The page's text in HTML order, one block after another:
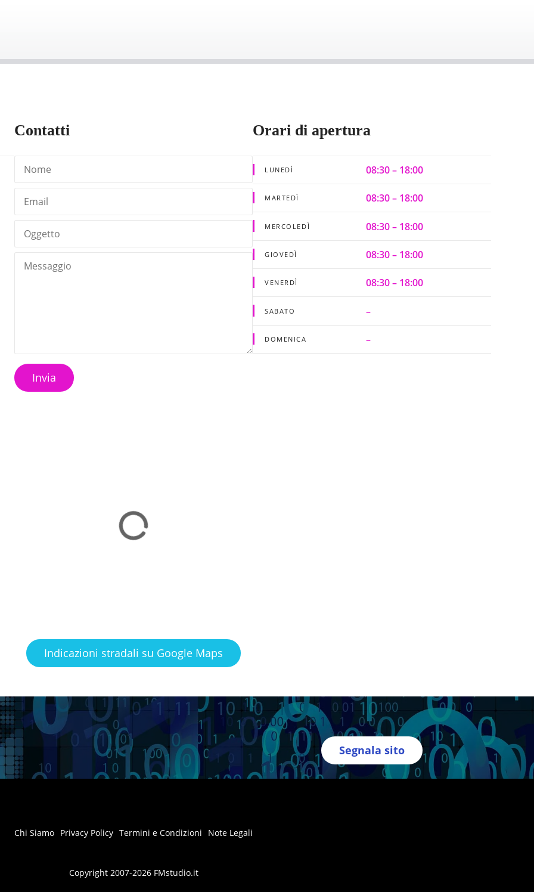
Contatti
Invia
Orari di apertura
LUNEDÌ 08:30 – 18:00
MARTEDÌ 08:30 – 18:00
MERCOLEDÌ 08:30 – 18:00
GIOVEDÌ 08:30 – 18:00
VENERDÌ 08:30 – 18:00
SABATO –
DOMENICA –
Indicazioni stradali su Google Maps
Segnala sito
Chi Siamo Privacy Policy Termini e Condizioni Note Legali
Copyright 2007-2026 FMstudio.it